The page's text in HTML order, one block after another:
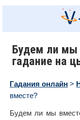
Будем ли мы
гадание на
Гадания онлайн >
вместе?
Будем ли мы